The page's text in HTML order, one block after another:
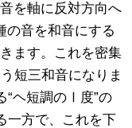
を軸に反対方向へ
の音を和音にする
ます。これを密集
短三和音になりま
“ヘ短調のⅠ度”の
一方で、これを下